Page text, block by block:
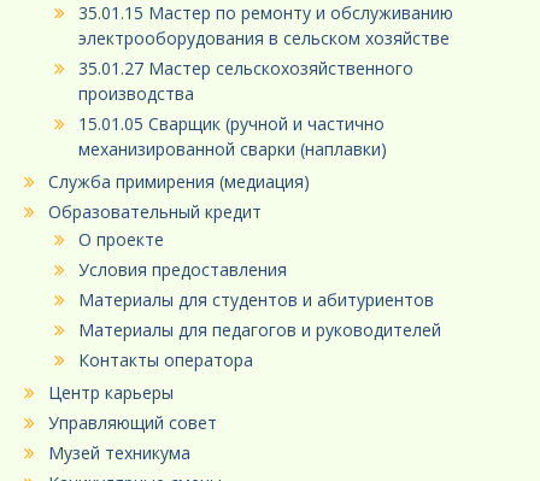
35.01.15 Мастер по ремонту и обслуживанию
электрооборудования в сельском хозяйстве
35.01.27 Мастер сельскохозяйственного
производства
15.01.05 Сварщик (ручной и частично
механизированной сварки (наплавки)
Служба примирения (медиация)
Образовательный кредит
О проекте
Условия предоставления
Материалы для студентов и абитуриентов
Материалы для педагогов и руководителей
Контакты оператора
Центр карьеры
Управляющий совет
Музей техникума